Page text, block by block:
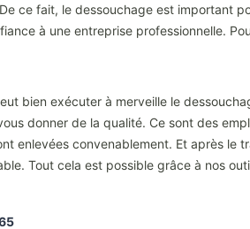
ce fait, le dessouchage est important
à une entreprise professionnelle.
bien exécuter à merveille le
donner de la qualité. Ce sont des
enlevées convenablement. Et après le
Tout cela est possible grâce à nos